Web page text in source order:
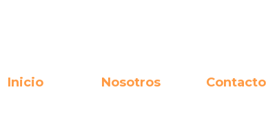
Inicio Nosotros Contacto